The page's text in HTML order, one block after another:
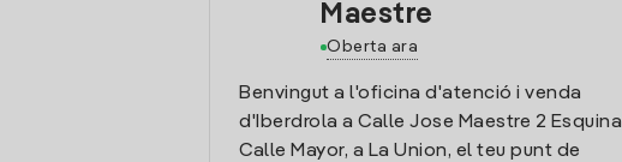
Maestre
Oberta ara
Benvingut a l'oficina d'atenció i venda
d'Iberdrola a Calle Jose Maestre 2 Esquina
Calle Mayor, a La Union, el teu punt de